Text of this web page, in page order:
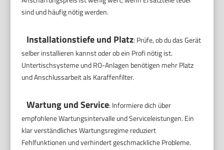
sind und häufig nötig werden.
Installationstiefe und Platz: Prüfe, ob du das Gerät
selber installieren kannst oder ob ein Profi nötig ist.
Untertischsysteme und RO-Anlagen benötigen mehr Platz
und Anschlussarbeit als Karaffenfilter.
Wartung und Service: Informiere dich über
empfohlene Wartungsintervalle und Serviceleistungen. Ein
klar verständliches Wartungsregime reduziert
Fehlfunktionen und verhindert geschmackliche Probleme.